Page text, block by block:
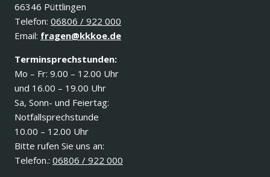
66346 Püttlingen
Telefon: 06806 / 922 000
Email: fragen@kkkoe.de
Terminsprechstunden:
Mo – Fr: 9.00 – 12.00 Uhr
und 16.00 – 19.00 Uhr
Sa, Sonn- und Feiertag:
Notfallsprechstunde
10.00 – 12.00 Uhr
Bitte rufen Sie uns an:
Telefon.: 06806 / 922 000